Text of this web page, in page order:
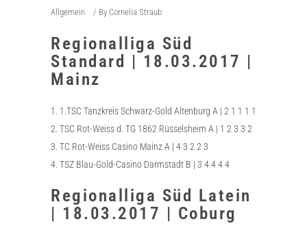
Allgemein By Cornelia Straub
Regionalliga Süd
Standard | 18.03.2017 |
Mainz
1. 1.TSC Tanzkreis Schwarz-Gold Altenburg A | 2 1 1 1 1
2. TSC Rot-Weiss d. TG 1862 Rüsselsheim A | 1 2 3 3 2
3. TC Rot-Weiss Casino Mainz A | 4 3 2 2 3
4. TSZ Blau-Gold-Casino Darmstadt B | 3 4 4 4 4
Regionalliga Süd Latein
| 18.03.2017 | Coburg